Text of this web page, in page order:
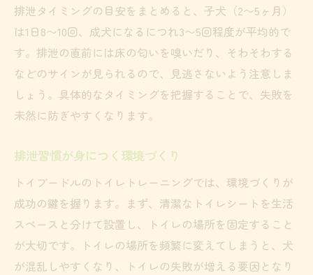
声かけ・ご褒美の統一方法
叱らず成功体験を積み上げる秘訣
家族全員で実践できる褒め方例
排泄タイミングの目安をまとめると、子犬（2〜5ヶ月）
は1日8〜10回、成犬になるにつれ3〜5回程度が平均的で
す。排泄の直前には床の匂いを嗅いだり、そわそわする
などのサインが見られるので、見逃さないよう注意しま
しょう。具体的なタイミングを把握することで、失敗を
未然に防ぎやすくなります。
排泄習慣が身につく環境づくり
トイプードルのトイレトレーニングでは、環境づくりが
成功の鍵を握ります。まず、清潔なトイレシートを生活
スペースと分けて設置し、トイレの場所を固定すること
が大切です。トイレの場所を頻繁に変えてしまうと、犬
が混乱しやすくなり、トイレの失敗が増える要因となり